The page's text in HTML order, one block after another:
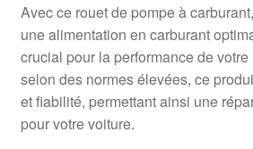
Plainte
Politique de confidentialité
Procédure de Réclamation
Avec ce rouet de pompe à
une alimentation en carburant
crucial pour la performance de votre
selon des normes élevées, ce
et fiabilité, permettant ainsi une
pour votre voiture.